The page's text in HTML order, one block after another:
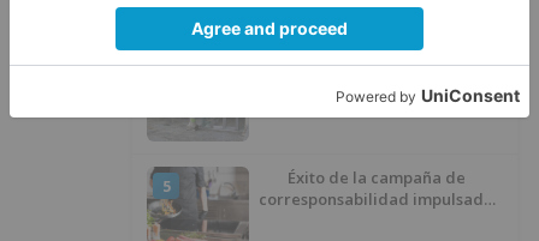
El PSOE cuestiona el nuevo
contrato de la Escuela de Música
por su “urgencia injustificada”
5
Éxito de la campaña de
corresponsabilidad impulsada